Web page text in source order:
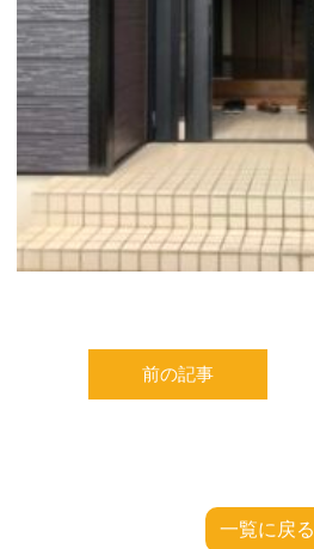
前の記事
一覧に戻る